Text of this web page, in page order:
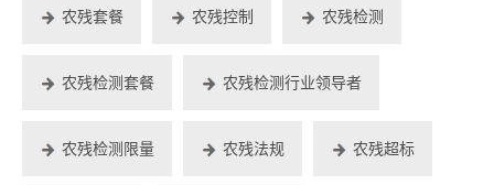
农残套餐 农残控制 农残检测
农残检测套餐 农残检测行业领导者
农残检测限量 农残法规 农残超标